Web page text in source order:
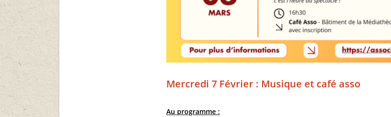
Mercredi 7 Février : Musique et café asso
Au programme :